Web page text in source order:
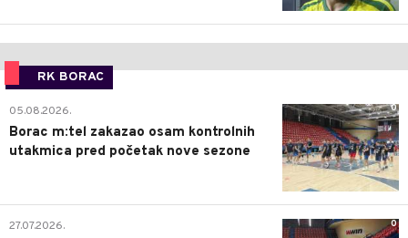
RK BORAC
0
05.08.2026.
Borac m:tel zakazao osam kontrolnih
utakmica pred početak nove sezone
0
27.07.2026.